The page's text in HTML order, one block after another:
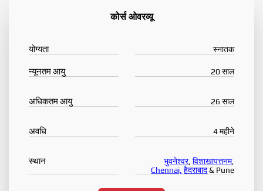
कोर्स ओवरव्यू
योग्यता स्नातक
न्यूनतम आयु 20 साल
अधिकतम आयु 26 साल
अवधि 4 महीने
स्थान भुवनेश्वर,विशाखापत्तनम,
Chennai, हैदराबाद& Pune